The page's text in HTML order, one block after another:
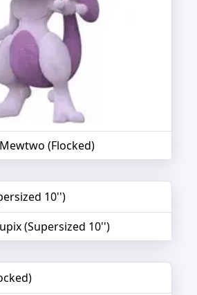
(Flocked)
(Supersized 10'')